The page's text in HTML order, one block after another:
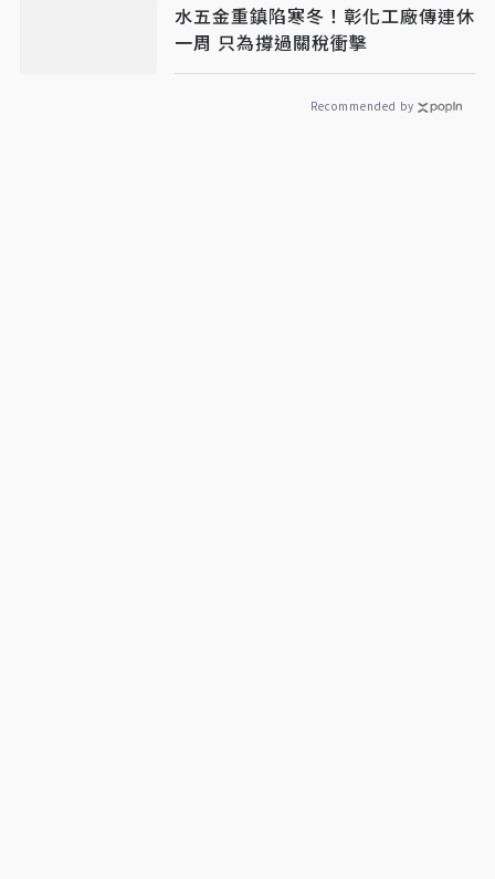
水五金重鎮陷寒冬！彰化工廠傳連休
一周 只為撐過關稅衝擊
Recommended by